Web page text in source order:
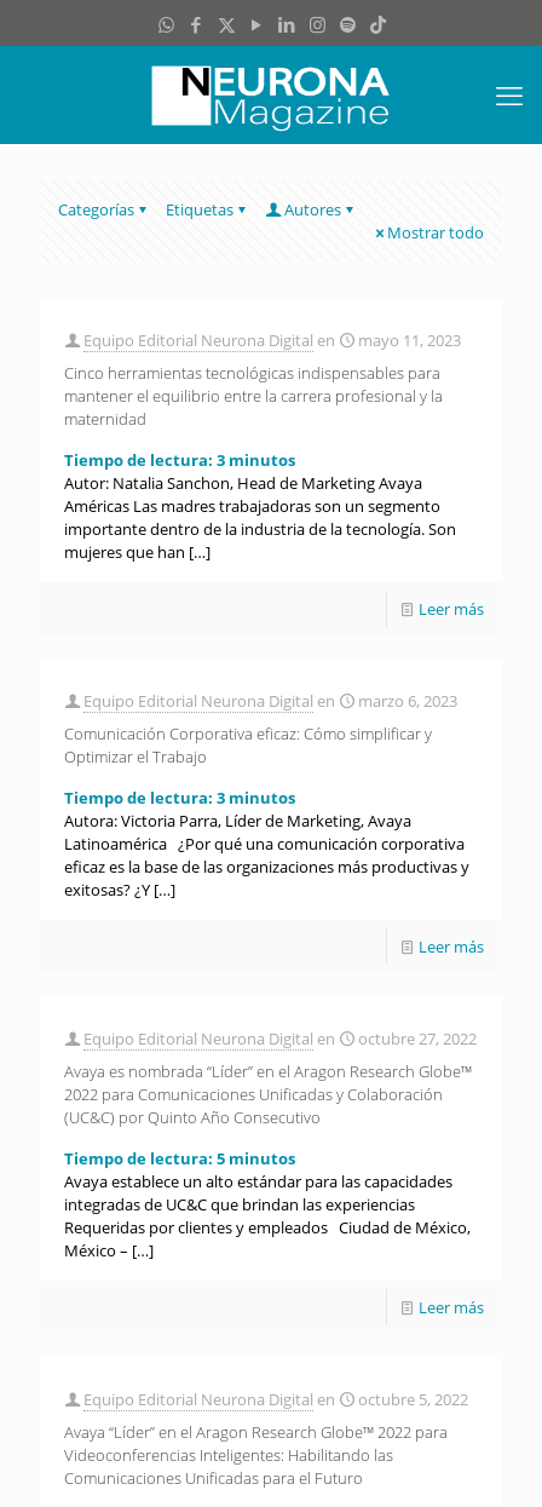
Categorías Etiquetas
Autores
Mostrar todo
Equipo Editorial Neurona Digital en
mayo 11, 2023
Cinco herramientas tecnológicas indispensables para
mantener el equilibrio entre la carrera profesional y la
maternidad
Tiempo de lectura: 3 minutos
Autor: Natalia Sanchon, Head de Marketing Avaya
Américas Las madres trabajadoras son un segmento
importante dentro de la industria de la tecnología. Son
mujeres que han […]
Leer más
Equipo Editorial Neurona Digital en
marzo 6, 2023
Comunicación Corporativa eficaz: Cómo simplificar y
Optimizar el Trabajo
Tiempo de lectura: 3 minutos
Autora: Victoria Parra, Líder de Marketing, Avaya
Latinoamérica ¿Por qué una comunicación corporativa
eficaz es la base de las organizaciones más productivas y
exitosas? ¿Y […]
Leer más
Equipo Editorial Neurona Digital en
octubre 27, 2022
Avaya es nombrada “Líder” en el Aragon Research Globe™
2022 para Comunicaciones Unificadas y Colaboración
(UC&C) por Quinto Año Consecutivo
Tiempo de lectura: 5 minutos
Avaya establece un alto estándar para las capacidades
integradas de UC&C que brindan las experiencias
Requeridas por clientes y empleados Ciudad de México,
México – […]
Leer más
Equipo Editorial Neurona Digital en
octubre 5, 2022
Avaya “Líder” en el Aragon Research Globe™ 2022 para
Videoconferencias Inteligentes: Habilitando las
Comunicaciones Unificadas para el Futuro